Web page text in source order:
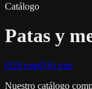
Catálogo
Patas y
Ø28 mmØ16 mm
Nuestro catálogo